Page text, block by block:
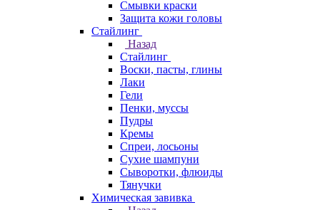
Смывки краски
Защита кожи головы
Стайлинг
Назад
Стайлинг
Воски, пасты, глины
Лаки
Гели
Пенки, муссы
Пудры
Кремы
Спреи, лосьоны
Сухие шампуни
Сыворотки, флюиды
Тянучки
Химическая завивка